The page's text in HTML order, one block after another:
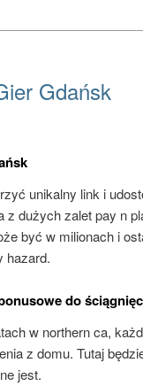
Gdańsk
unikalny link i
z dużych zalet pay n
być w milionach i
hazard.
do
w northern ca,
z domu. Tutaj
jest.